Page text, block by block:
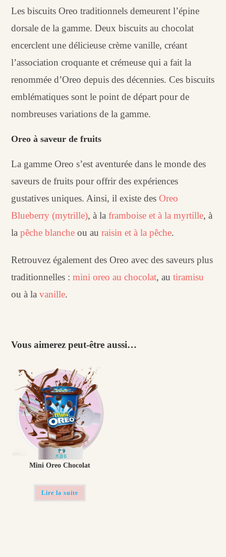
Les biscuits Oreo traditionnels demeurent l’épine
dorsale de la gamme. Deux biscuits au chocolat
encerclent une délicieuse crème vanille, créant
l’association croquante et crémeuse qui a fait la
renommée d’Oreo depuis des décennies. Ces biscuits
emblématiques sont le point de départ pour de
nombreuses variations de la gamme.
Oreo à saveur de fruits
La gamme Oreo s’est aventurée dans le monde des
saveurs de fruits pour offrir des expériences
gustatives uniques. Ainsi, il existe desOreo
Blueberry (mytrille), à laframboise et à la myrtille, à
lapêche blanche ou auraisin et à la pêche.
Retrouvez également des Oreo avec des saveurs plus
traditionnelles :mini oreo au chocolat, autiramisu
ou à lavanille.
Vous aimerez peut-être aussi…
Mini Oreo Chocolat
Lire la suite